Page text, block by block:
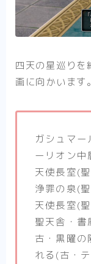
四天の星巡りを
画に向かいます。
ガシュマ
ーリオン中
天使長室(
浄罪の泉(
天使長室(
聖天舎・書
古・黒曜の
れる(古・